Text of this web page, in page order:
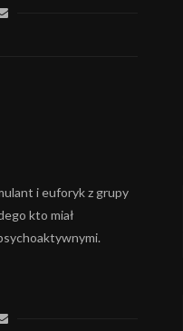
i euforyk z grupy
kto miał